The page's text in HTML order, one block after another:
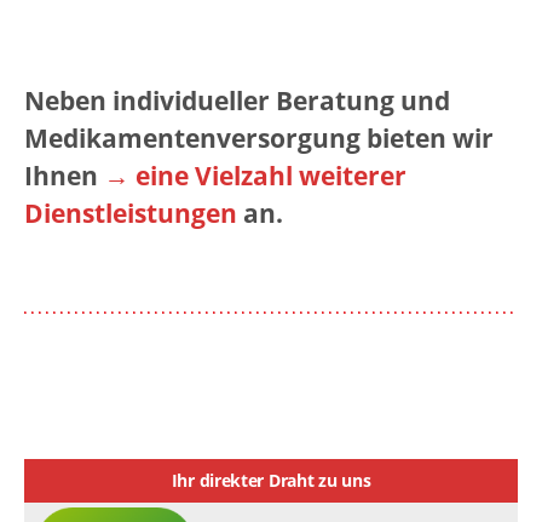
Neben individueller Beratung und
Medikamentenversorgung bieten wir
Ihnen → eine Vielzahl weiterer
Dienstleistungen an.
Ihr direkter Draht zu uns